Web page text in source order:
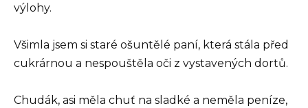
výlohy.
Všimla jsem si staré ošuntělé paní, která stála před
cukrárnou a nespouštěla oči z vystavených dortů.
Chudák, asi měla chuť na sladké a neměla peníze,